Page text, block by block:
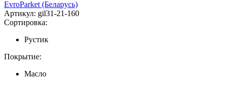
EvroParket (Беларусь)
Артикул: gil31-21-160
Сортировка:
Рустик
Покрытие:
Масло